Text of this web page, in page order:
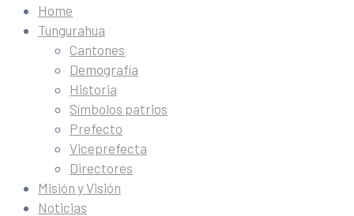
Home
Tungurahua
Cantones
Demografía
Historia
Símbolos patrios
Prefecto
Viceprefecta
Directores
Misión y Visión
Noticias